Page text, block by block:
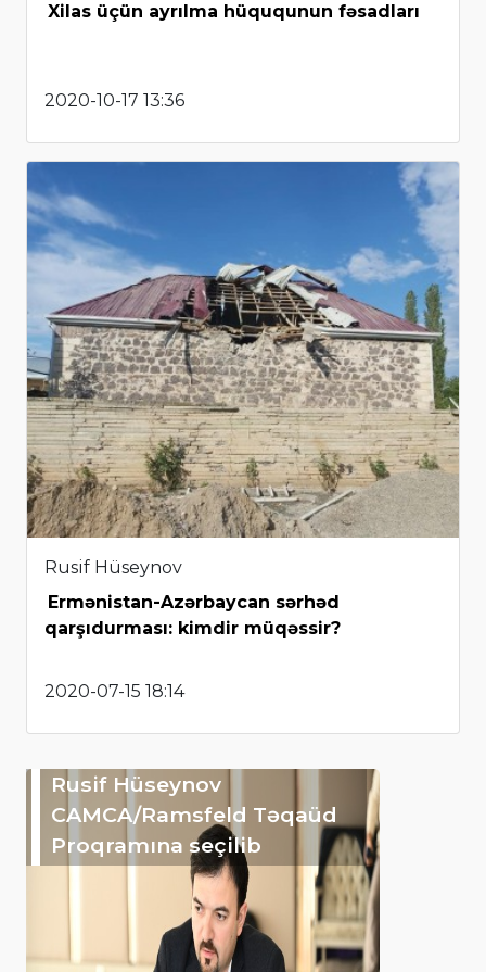
Xilas üçün ayrılma hüququnun fəsadları
2020-10-17 13:36
Rusif Hüseynov
Ermənistan-Azərbaycan sərhəd
qarşıdurması: kimdir müqəssir?
2020-07-15 18:14
Rusif Hüseynov
CAMCA/Ramsfeld Təqaüd
Proqramına seçilib